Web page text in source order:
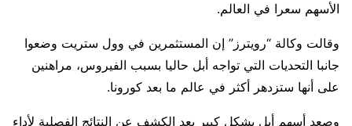
الأسهم سعرا في العالم.
وقالت وكالة “رويترز” إن المستثمرين في وول ستريت وضعوا
جانبا التحديات التي تواجه أبل حاليا بسبب الفيروس، مراهنين
على أنها ستزدهر أكثر في عالم ما بعد كورونا.
وصعد أسهم أبل بشكل كبير بعد الكشف عن النتائج الفصلية لأداء